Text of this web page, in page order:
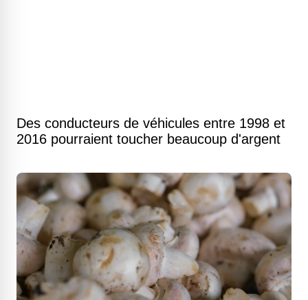
Des conducteurs de véhicules entre 1998 et
2016 pourraient toucher beaucoup d'argent